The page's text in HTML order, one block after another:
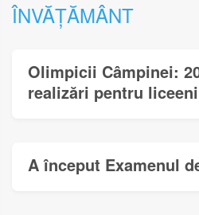
ÎNVĂȚĂMÂNT
Olimpicii Câmpinei:
realizări pentru
A început Examenul